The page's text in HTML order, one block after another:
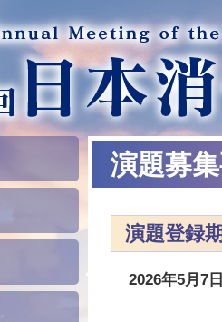
演題募
演題登録
2026年5月7